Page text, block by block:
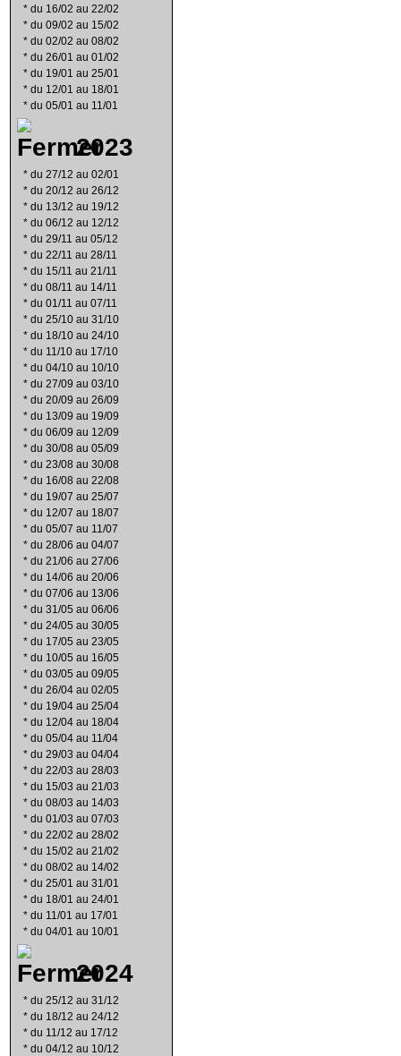
* du 16/02 au 22/02
* du 09/02 au 15/02
* du 02/02 au 08/02
* du 26/01 au 01/02
* du 19/01 au 25/01
* du 12/01 au 18/01
* du 05/01 au 11/01
2023
* du 27/12 au 02/01
* du 20/12 au 26/12
* du 13/12 au 19/12
* du 06/12 au 12/12
* du 29/11 au 05/12
* du 22/11 au 28/11
* du 15/11 au 21/11
* du 08/11 au 14/11
* du 01/11 au 07/11
* du 25/10 au 31/10
* du 18/10 au 24/10
* du 11/10 au 17/10
* du 04/10 au 10/10
* du 27/09 au 03/10
* du 20/09 au 26/09
* du 13/09 au 19/09
* du 06/09 au 12/09
* du 30/08 au 05/09
* du 23/08 au 30/08
* du 16/08 au 22/08
* du 19/07 au 25/07
* du 12/07 au 18/07
* du 05/07 au 11/07
* du 28/06 au 04/07
* du 21/06 au 27/06
* du 14/06 au 20/06
* du 07/06 au 13/06
* du 31/05 au 06/06
* du 24/05 au 30/05
* du 17/05 au 23/05
* du 10/05 au 16/05
* du 03/05 au 09/05
* du 26/04 au 02/05
* du 19/04 au 25/04
* du 12/04 au 18/04
* du 05/04 au 11/04
* du 29/03 au 04/04
* du 22/03 au 28/03
* du 15/03 au 21/03
* du 08/03 au 14/03
* du 01/03 au 07/03
* du 22/02 au 28/02
* du 15/02 au 21/02
* du 08/02 au 14/02
* du 25/01 au 31/01
* du 18/01 au 24/01
* du 11/01 au 17/01
* du 04/01 au 10/01
2024
* du 25/12 au 31/12
* du 18/12 au 24/12
* du 11/12 au 17/12
* du 04/12 au 10/12